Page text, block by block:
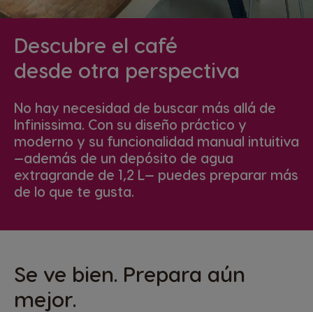
Descubre el café
desde otra perspectiva
No hay necesidad de buscar más allá de
Infinissima. Con su diseño práctico y
moderno y su funcionalidad manual intuitiva
—además de un depósito de agua
extragrande de 1,2 L— puedes preparar más
de lo que te gusta.
Se ve bien. Prepara aún
mejor.